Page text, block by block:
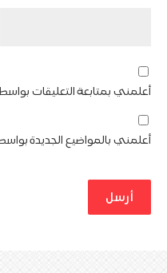
أعلمني بمتابعة التعليقات
أعلمني بالمواضيع الجديدة